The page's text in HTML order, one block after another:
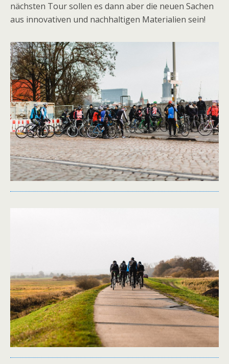
nächsten Tour sollen es dann aber die neuen Sachen
aus innovativen und nachhaltigen Materialien sein!